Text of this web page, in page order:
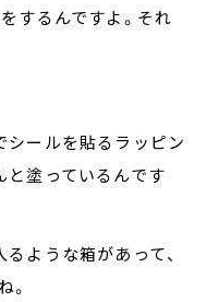
するんですよ。それ
シールを貼るラッピン
と塗っているんです
ような箱があって、
。